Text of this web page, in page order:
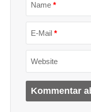
Name *
E-Mail *
Website